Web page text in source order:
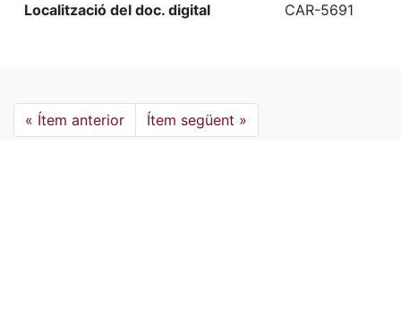
Localització del doc. digital CAR-5691
« Ítem anterior Ítem següent »